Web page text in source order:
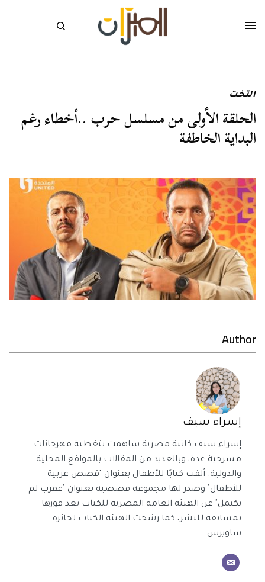
التخت
الحلقة الأولى من مسلسل حرب ..أخطاء رغم
البداية الخاطفة
Author
إسراء سيف
إسراء سيف كاتبة مصرية ساهمت بتغطية مهرجانات
مسرحية عدة، وبالعديد من المقالات بالمواقع المحلية
والدولية. ألفت كتابًا للأطفال بعنوان "قصص عربية
للأطفال" وصدر لها مجموعة قصصية بعنوان "عقرب لم
يكتمل" عن الهيئة العامة المصرية للكتاب بعد فوزها
بمسابقة للنشر، كما رشحت الهيئة الكتاب لجائزة
ساويرس.